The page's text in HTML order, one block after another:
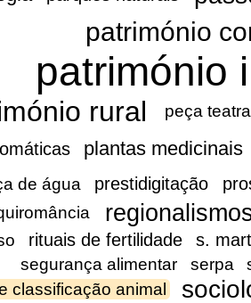
património
património
rural peça
plantas medicinais
de água prestidigitação
rituais de fertilidade s.
segurança alimentar serpa
classificação animal